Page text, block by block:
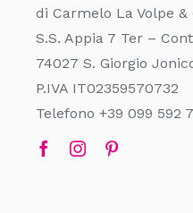
di Carmelo La Volpe &
S.S. Appia 7 Ter –
74027 S. Giorgio
P.IVA IT02359570732
Telefono +39 099 592